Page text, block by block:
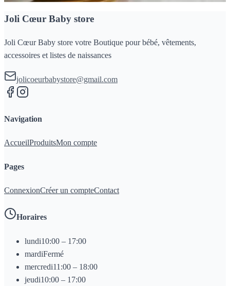
Joli Cœur Baby store
Joli Cœur Baby store votre Boutique pour bébé, vêtements,
accessoires et listes de naissances
jolicoeurbabystore@gmail.com
Navigation
AccueilProduitsMon compte
Pages
ConnexionCréer un compteContact
Horaires
lundi10:00 – 17:00
mardiFermé
mercredi11:00 – 18:00
jeudi10:00 – 17:00